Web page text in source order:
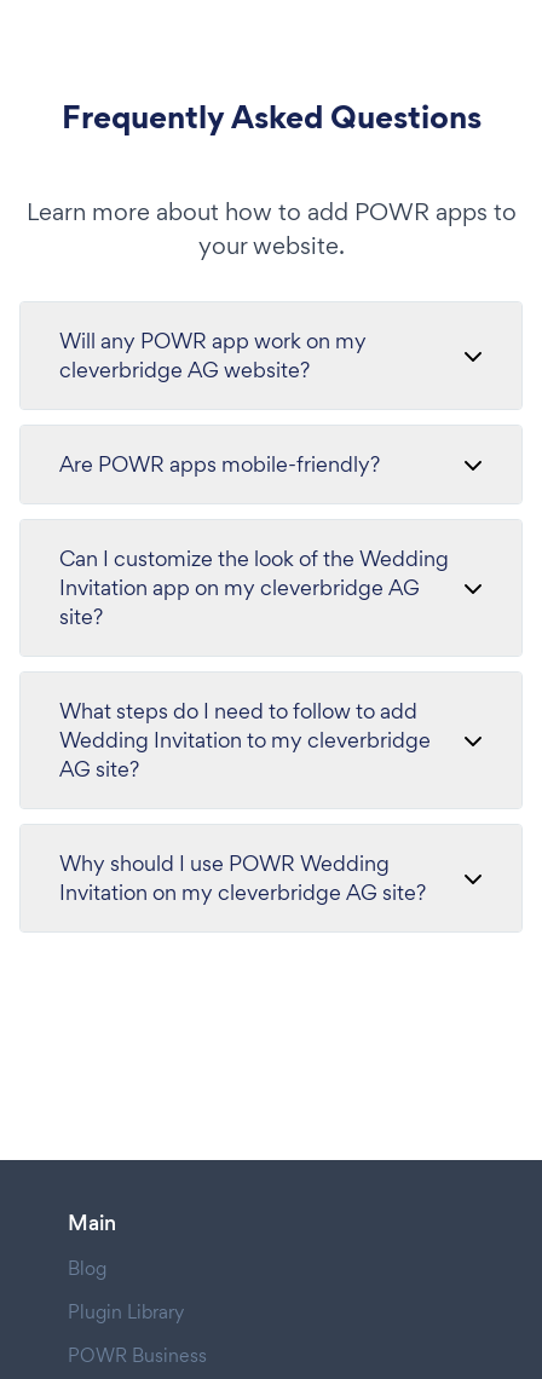
Frequently Asked Questions
Learn more about how to add POWR apps to
your website.
Will any POWR app work on my
cleverbridge AG website?
Are POWR apps mobile-friendly?
Can I customize the look of the Wedding
Invitation app on my cleverbridge AG
site?
What steps do I need to follow to add
Wedding Invitation to my cleverbridge
AG site?
Why should I use POWR Wedding
Invitation on my cleverbridge AG site?
Main
Blog
Plugin Library
POWR Business